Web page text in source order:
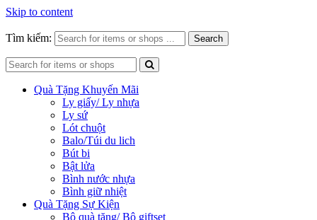
Skip to content
Tìm kiếm: Search
Quà Tặng Khuyến Mãi
Ly giấy/ Ly nhựa
Ly sứ
Lót chuột
Balo/Túi du lich
Bút bi
Bật lửa
Bình nước nhựa
Bình giữ nhiệt
Quà Tặng Sự Kiện
Bộ quà tặng/ Bộ giftset